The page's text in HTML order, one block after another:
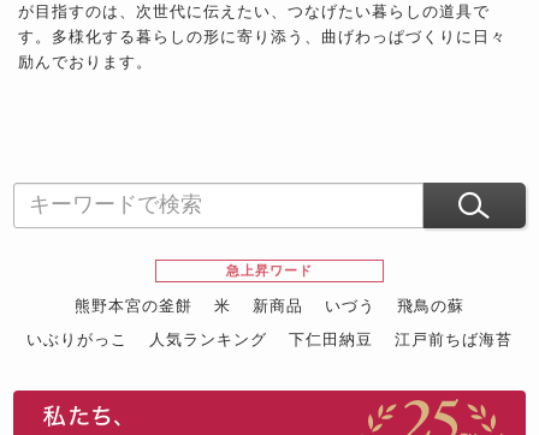
が目指すのは、次世代に伝えたい、つなげたい暮らしの道具で
す。多様化する暮らしの形に寄り添う、曲げわっぱづくりに日々
励んでおります。
急上昇ワード
熊野本宮の釜餅 米 新商品 いづう
飛鳥の蘇
いぶりがっこ
人気ランキング 下仁田納豆
江戸前ちば海苔